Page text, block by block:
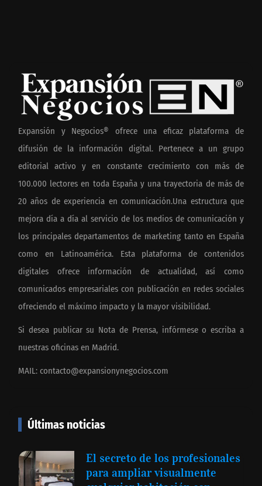
Expansión y Negocios® ofrece una eficaz plataforma de
difusión de la información digital. Pertenece a un grupo
editorial activo y en constante crecimiento con más de
100.000 lectores en toda España y una trayectoria de más de
20 años de experiencia en comunicación.Una estructura que
mejora día a día al servicio de los medios de comunicación y
los principales departamentos de marketing tanto en España
como en Latinoamérica. Esta plataforma de contenidos
digitales ofrece información de actualidad, así como
comunicados empresariales con publicación en redes sociales
ofreciendo el máximo impacto y la mayor visibilidad.
Si desea publicar su Nota de Prensa, infórmese o escriba a
nuestras oficinas en Madrid.
MAIL: contacto@expansionynegocios.com
Últimas noticias
El secreto de los profesionales
para ampliar visualmente